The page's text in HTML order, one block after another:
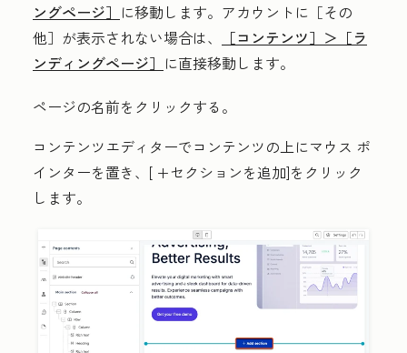
ングページ］ に移動します。アカウントに ［その
他］が表示されない場合は、
［コンテンツ］＞ ［ラ
ンディングページ］ に直接移動します。
ページの名前をクリックする。
コンテンツエディターでコンテンツの上にマウス ポ
インターを置き、[ +セクションを追加]をクリック
します。